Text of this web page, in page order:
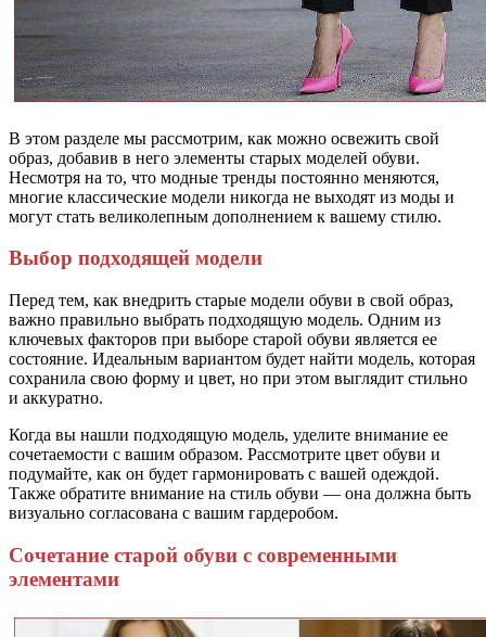
В этом разделе мы рассмотрим, как можно освежить свой
образ, добавив в него элементы старых моделей обуви.
Несмотря на то, что модные тренды постоянно меняются,
многие классические модели никогда не выходят из моды и
могут стать великолепным дополнением к вашему стилю.
Выбор подходящей модели
Перед тем, как внедрить старые модели обуви в свой образ,
важно правильно выбрать подходящую модель. Одним из
ключевых факторов при выборе старой обуви является ее
состояние. Идеальным вариантом будет найти модель, которая
сохранила свою форму и цвет, но при этом выглядит стильно
и аккуратно.
Когда вы нашли подходящую модель, уделите внимание ее
сочетаемости с вашим образом. Рассмотрите цвет обуви и
подумайте, как он будет гармонировать с вашей одеждой.
Также обратите внимание на стиль обуви — она должна быть
визуально согласована с вашим гардеробом.
Сочетание старой обуви с современными
элементами